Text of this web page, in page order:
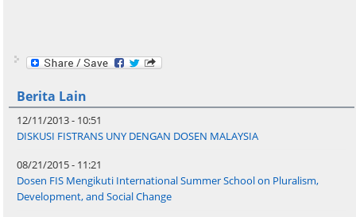
Berita Lain
12/11/2013 - 10:51
DISKUSI FISTRANS UNY DENGAN DOSEN MALAYSIA
08/21/2015 - 11:21
Dosen FIS Mengikuti International Summer School on Pluralism,
Development, and Social Change